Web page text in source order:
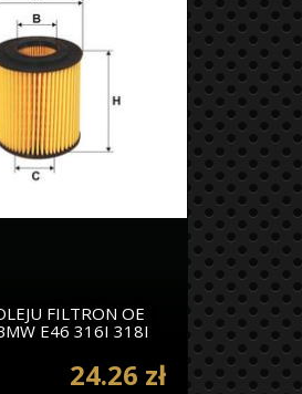
FILTRON OE
E46 316I 318I
24.26 zł